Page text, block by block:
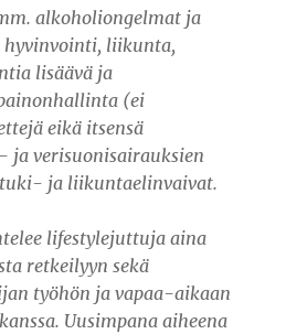
alkoholiongelmat ja
hyvinvointi, liikunta,
lisäävä ja
(ei
eikä itsensä
ja verisuonisairauksien
tuki- ja liikuntaelinvaivat.
lifestylejuttuja aina
retkeilyyn sekä
työhön ja vapaa-aikaan
Uusimpana aiheena